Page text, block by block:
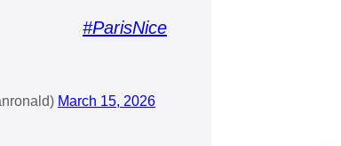
? #ParisNice
March 15, 2026